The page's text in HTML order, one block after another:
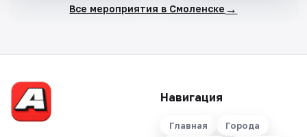
Все мероприятия в Смоленске →
Навигация
Главная
Города